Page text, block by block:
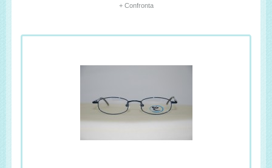
+ Confronta